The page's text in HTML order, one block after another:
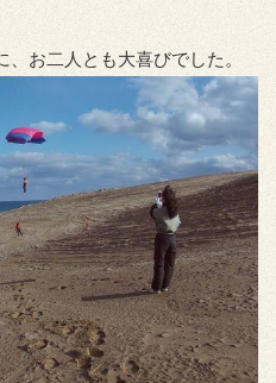
お二人とも大喜びでした。